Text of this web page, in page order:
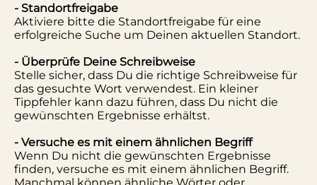
- Standortfreigabe
Aktiviere bitte die Standortfreigabe für eine
erfolgreiche Suche um Deinen aktuellen Standort.
- Überprüfe Deine Schreibweise
Stelle sicher, dass Du die richtige Schreibweise für
das gesuchte Wort verwendest. Ein kleiner
Tippfehler kann dazu führen, dass Du nicht die
gewünschten Ergebnisse erhältst.
- Versuche es mit einem ähnlichen Begriff
Wenn Du nicht die gewünschten Ergebnisse
finden, versuche es mit einem ähnlichen Begriff.